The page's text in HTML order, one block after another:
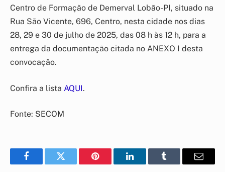
Centro de Formação de Demerval Lobão-PI, situado na
Rua São Vicente, 696, Centro, nesta cidade nos dias
28, 29 e 30 de julho de 2025, das 08 h às 12 h, para a
entrega da documentação citada no ANEXO I desta
convocação.
Confira a lista AQUI.
Fonte: SECOM
FacebookTwitter Pinterest LinkedInTumblr
E-